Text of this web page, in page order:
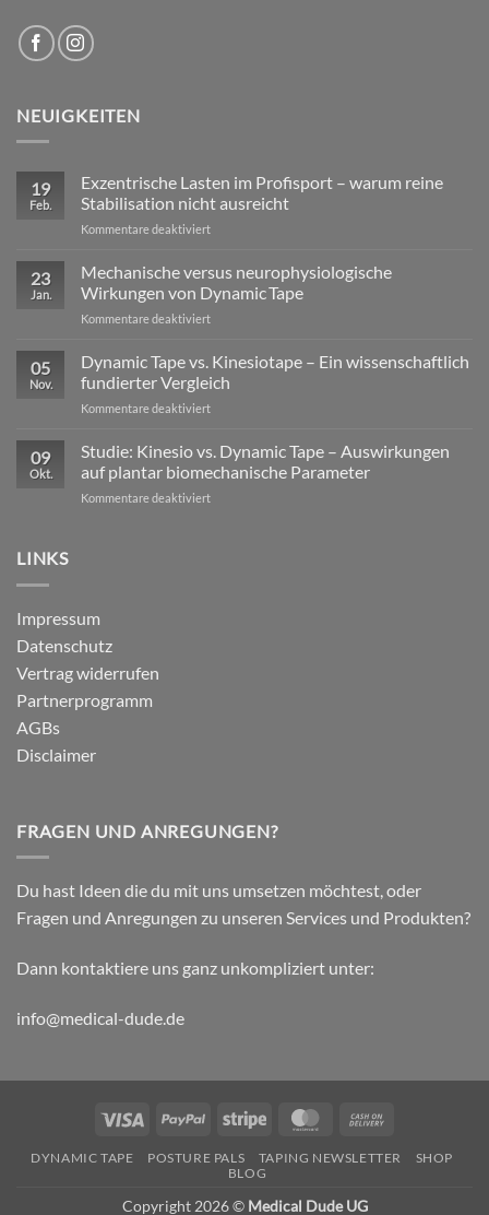
NEUIGKEITEN
19
Feb.
Exzentrische Lasten im Profisport – warum reine
Stabilisation nicht ausreicht
Kommentare deaktiviertfür
Profisport
–
reine
Stabilisation
ausreicht
23
Jan.
Mechanische versus neurophysiologische
Wirkungen von Dynamic Tape
Kommentare deaktiviertfür
versus
neurophysiologische
Wirkungen
von
05
Nov.
Dynamic Tape vs. Kinesiotape – Ein wissenschaftlich
fundierter Vergleich
Kommentare deaktiviertfür
Tape
Kinesiotape
–
09
Okt.
Studie: Kinesio vs. Dynamic Tape – Auswirkungen
auf plantar biomechanische Parameter
Kommentare deaktiviertfür
LINKS
Impressum
Datenschutz
Vertrag widerrufen
Partnerprogramm
AGBs
Disclaimer
FRAGEN UND ANREGUNGEN?
Du hast Ideen die du mit uns umsetzen möchtest, oder
Fragen und Anregungen zu unseren Services und Produkten?
Dann kontaktiere uns ganz unkompliziert unter:
info@medical-dude.de
Visa PayPal Stripe MasterCard
Delivery
DYNAMIC TAPE POSTURE PALS TAPING NEWSLETTER
SHOP
BLOG
Copyright 2026 © Medical Dude UG